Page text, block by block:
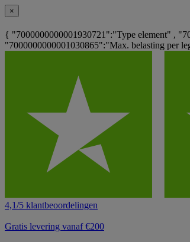
×
{ "7000000000001930721":"Type element" ,
"7000000000001030865":"Max. belasting per
4,1/5 klantbeoordelingen
Gratis levering vanaf €200